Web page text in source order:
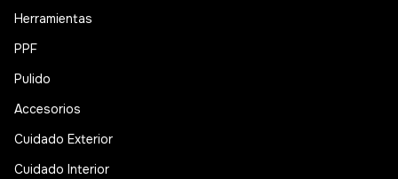
Herramientas
PPF
Pulido
Accesorios
Cuidado Exterior
Cuidado Interior